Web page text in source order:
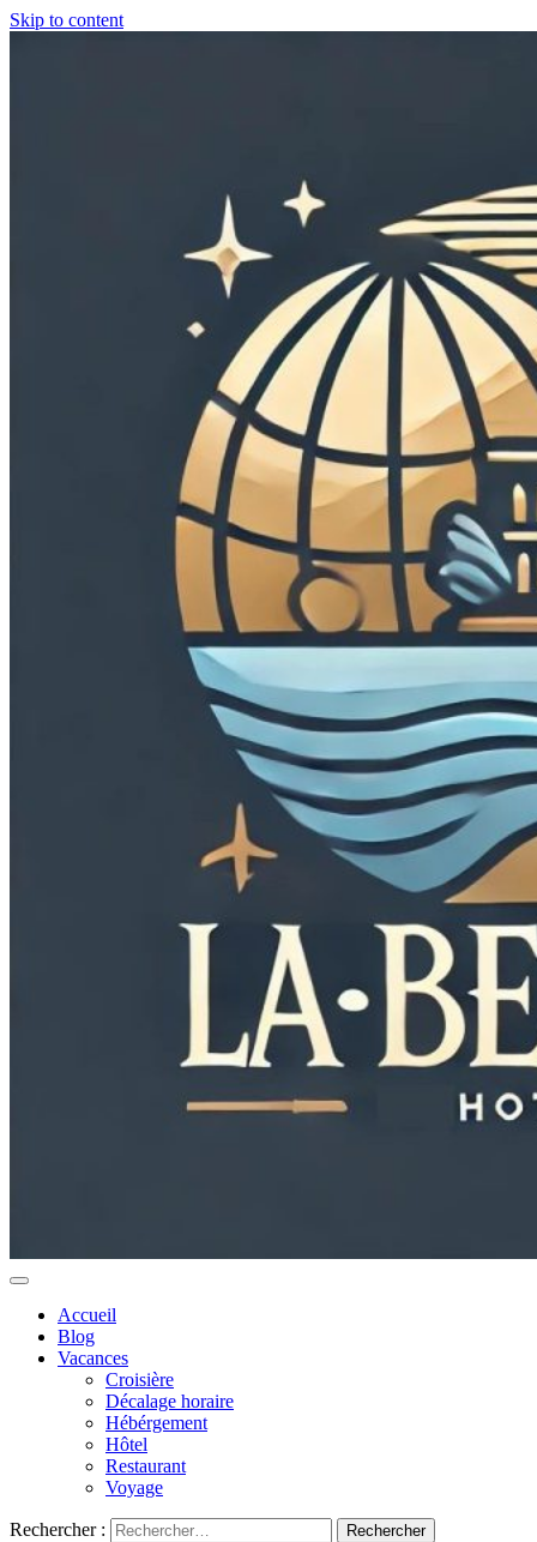
Skip to content
Accueil
Blog
Vacances
Croisière
Décalage horaire
Hébérgement
Hôtel
Restaurant
Voyage
Rechercher :